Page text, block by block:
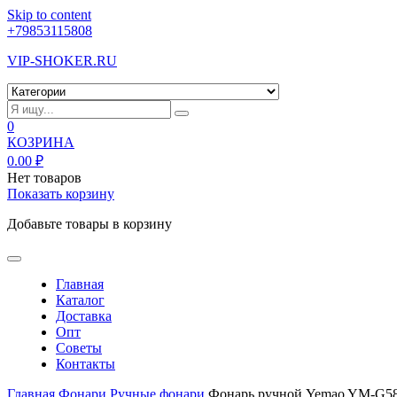
Skip to content
+79853115808
VIP-SHOKER.RU
0
КОЗРИНА
0.00 ₽
Нет товаров
Показать корзину
Добавьте товары в корзину
Главная
Каталог
Доставка
Опт
Советы
Контакты
Главная Фонари Ручные фонари Фонарь ручной Yemao YM-